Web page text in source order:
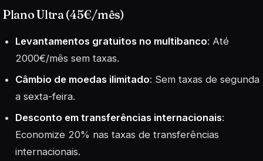
Plano Ultra (45€/mês)
Levantamentos gratuitos no multibanco: Até
2000€/mês sem taxas.
Câmbio de moedas ilimitado: Sem taxas de segunda
a sexta-feira.
Desconto em transferências internacionais:
Economize 20% nas taxas de transferências
internacionais.